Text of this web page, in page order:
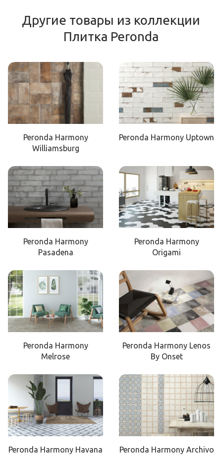
Другие товары из коллекции
Плитка Peronda
Peronda Harmony
Williamsburg
Peronda Harmony Uptown
Peronda Harmony
Pasadena
Peronda Harmony
Origami
Peronda Harmony
Melrose
Peronda Harmony Lenos
By Onset
Peronda Harmony Havana Peronda Harmony Archivo